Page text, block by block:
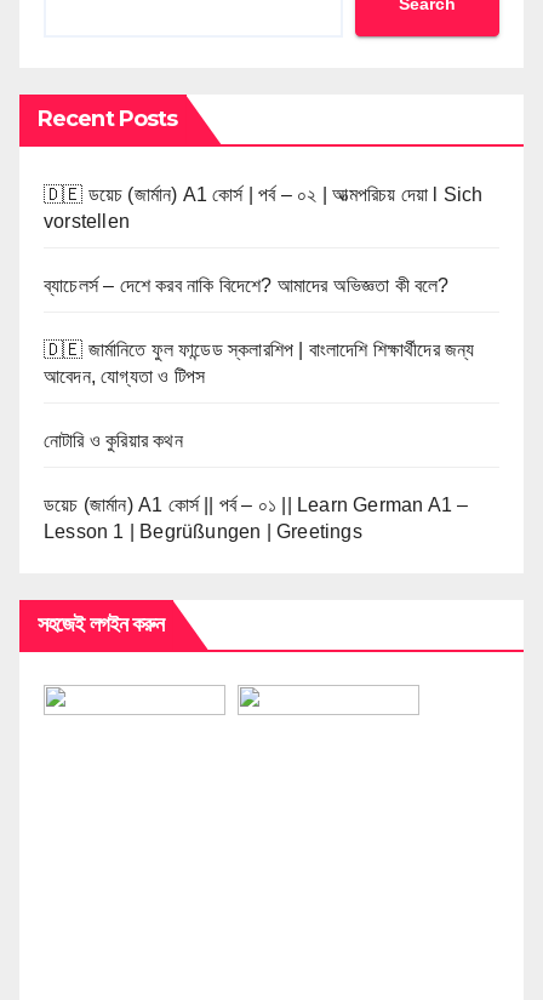
Recent Posts
🇩🇪 ডয়েচ (জার্মান) A1 কোর্স | পর্ব – ০২ | আত্মপরিচয় দেয়া l Sich
vorstellen
ব্যাচেলর্স – দেশে করব নাকি বিদেশে? আমাদের অভিজ্ঞতা কী বলে?
🇩🇪 জার্মানিতে ফুল ফান্ডেড স্কলারশিপ | বাংলাদেশি শিক্ষার্থীদের জন্য
আবেদন, যোগ্যতা ও টিপস
নোটারি ও কুরিয়ার কথন
ডয়েচ (জার্মান) A1 কোর্স || পর্ব – ০১ || Learn German A1 –
Lesson 1 | Begrüßungen | Greetings
সহজেই লগইন করুন